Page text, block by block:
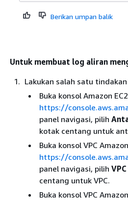
Berikan umpan balik
Untuk membuat log aliran
Lakukan salah satu
Buka konsol Amazon
https://
panel navigasi, pilih
kotak centang untuk
Buka konsol VPC
https://
panel navigasi, pilih
centang untuk VPC.
Buka konsol VPC